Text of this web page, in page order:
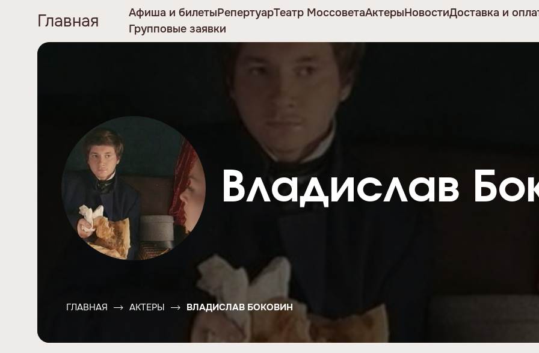
Главная Афиша и билетыРепертуарТеатр МоссоветаАктерыНовостиДоставка и
Групповые заявки
Владислав
ГЛАВНАЯ АКТЕРЫ ВЛАДИСЛАВ БОКОВИН